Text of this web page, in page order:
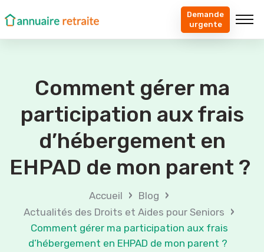
Demande
urgente
Comment gérer ma
participation aux frais
d’hébergement en
EHPAD de mon parent ?
Accueil › Blog ›
Actualités des Droits et Aides pour Seniors ›
Comment gérer ma participation aux frais
d’hébergement en EHPAD de mon parent ?